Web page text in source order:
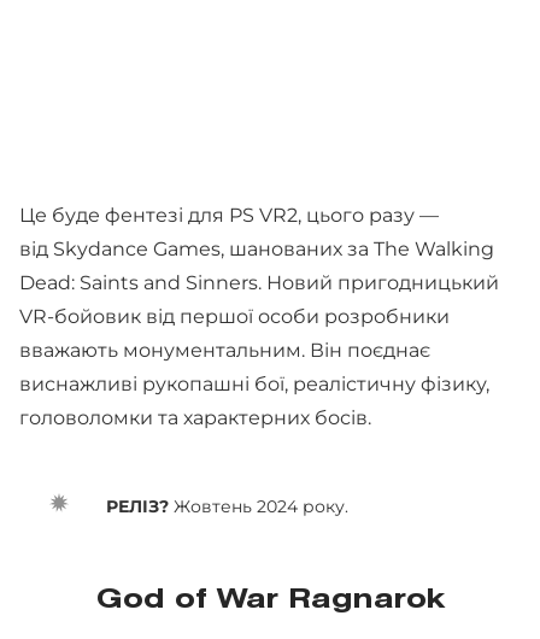
Це буде фентезі для PS VR2, цього разу —
від Skydance Games, шанованих за The Walking
Dead: Saints and Sinners. Новий пригодницький
VR-бойовик від першої особи розробники
вважають монументальним. Він поєднає
виснажливі рукопашні бої, реалістичну фізику,
головоломки та характерних босів.
РЕЛІЗ? Жовтень 2024 року.
God of War Ragnarok